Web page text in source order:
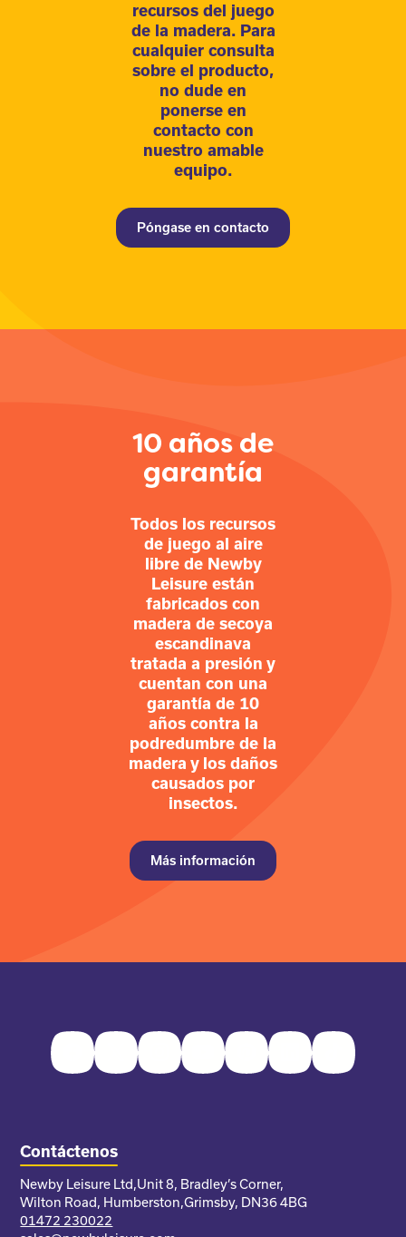
recursos del juego
de la madera. Para
cualquier consulta
sobre el producto,
no dude en
ponerse en
contacto con
nuestro amable
equipo.
Póngase en contacto
10 años de
garantía
Todos los recursos
de juego al aire
libre de Newby
Leisure están
fabricados con
madera de secoya
escandinava
tratada a presión y
cuentan con una
garantía de 10
años contra la
podredumbre de la
madera y los daños
causados por
insectos.
Más información
FacebookTwitter InstagramYoutubePinterestLinkedInTikTok
Contáctenos
Newby Leisure Ltd,Unit 8, Bradley’s Corner,
Wilton Road, Humberston,Grimsby, DN36 4BG
01472 230022